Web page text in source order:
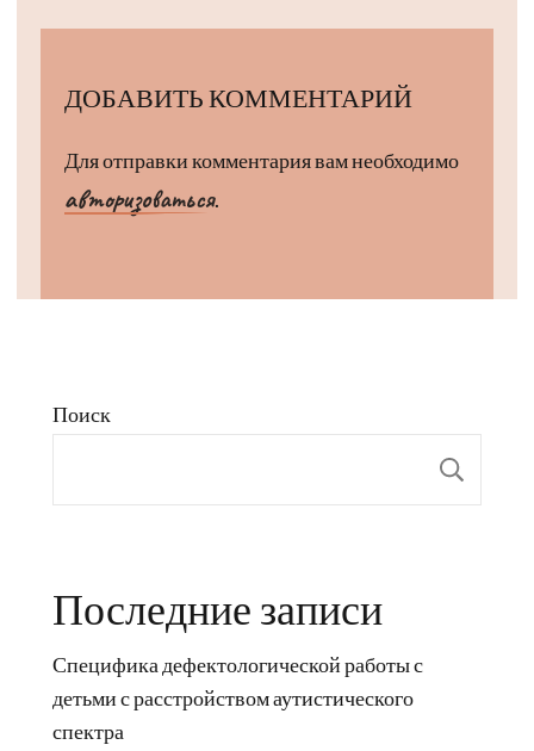
ДОБАВИТЬ КОММЕНТАРИЙ
Для отправки комментария вам необходимо
авторизоваться.
Поиск
Последние записи
Специфика дефектологической работы с
детьми с расстройством аутистического
спектра